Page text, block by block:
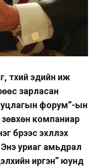
эдийн иж
зарласан
форум”-ын
зөвхөн компаниар
бүрээс эхлүүлэх
уриаг амьдрал
иргэн” юунд